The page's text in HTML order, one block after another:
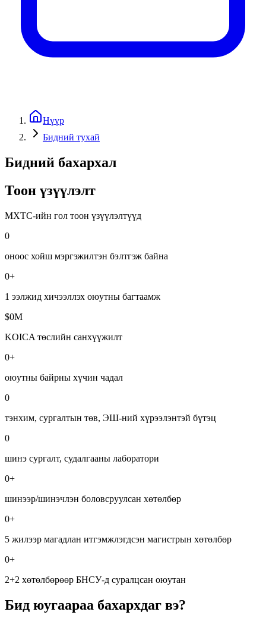
Нүүр
Бидний тухай
Бидний бахархал
Тоон үзүүлэлт
МХТС-ийн гол тоон үзүүлэлтүүд
0
оноос хойш мэргэжилтэн бэлтгэж байна
0+
1 ээлжид хичээллэх оюутны багтаамж
$0M
KOICA төслийн санхүүжилт
0+
оюутны байрны хүчин чадал
0
тэнхим, сургалтын төв, ЭШ-ний хүрээлэнтэй бүтэц
0
шинэ сургалт, судалгааны лаборатори
0+
шинээр/шинэчлэн боловсруулсан хөтөлбөр
0+
5 жилээр магадлан итгэмжлэгдсэн магистрын хөтөлбөр
0+
2+2 хөтөлбөрөөр БНСУ-д суралцсан оюутан
Бид юугаараа бахархдаг вэ?